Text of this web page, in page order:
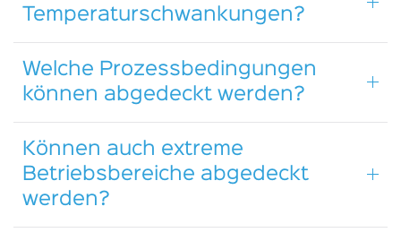
Temperaturschwankungen?
Welche Prozessbedingungen
können abgedeckt werden?
Können auch extreme
Betriebsbereiche abgedeckt
werden?